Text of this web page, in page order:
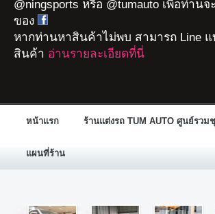
@ningsports หรือ @tumauto เพื่อท่าน
ของ
หากท่านหาสินค้าไม่พบ สามารถ Line
สินค้า อ่านรายละเอียดที่นี่
หน้าแรก ร้านแต่งรถ TUM AUTO ศูนย์รวม
แผนที่ร้าน